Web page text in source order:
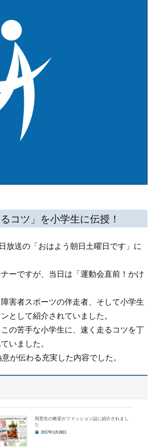
コツ」を小学生に伝授！
放送の「おはよう朝日土曜日です」に
ーですが、当日は「運動会直前！かけ
害者スポーツの伴走者、そして小学生
として紹介されていました。
の苦手な小学生に、速く走るコツを丁
いました。
が伝わる充実した内容でした。
同窓生の教室がファッション誌に紹介されまし
た
2017年1月28日